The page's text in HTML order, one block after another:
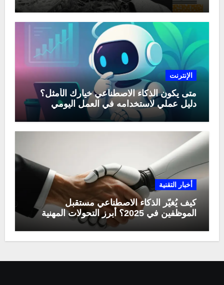
الإنترنت
متى يكون الذكاء الاصطناعي خيارك الأمثل؟
دليل عملي لاستخدامه في العمل اليومي
أخبار التقنية
كيف يُغيّر الذكاء الاصطناعي مستقبل
الموظفين في 2025؟ أبرز التحولات المهنية